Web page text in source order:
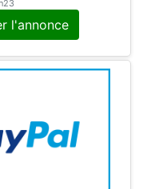
l'annonce